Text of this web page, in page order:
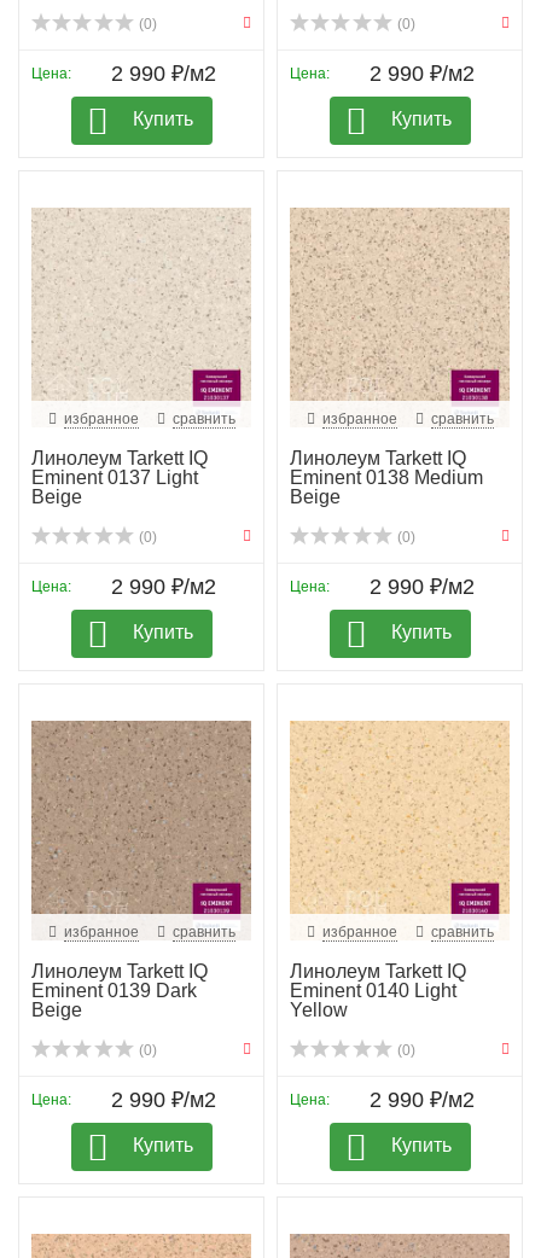
(0)
Цена: 2 990 ₽/м2
Купить
(0)
Цена: 2 990 ₽/м2
Купить
избранное сравнить
Линолеум Tarkett IQ
Eminent 0137 Light
Beige
(0)
Цена: 2 990 ₽/м2
Купить
избранное сравнить
Линолеум Tarkett IQ
Eminent 0138 Medium
Beige
(0)
Цена: 2 990 ₽/м2
Купить
избранное сравнить
Линолеум Tarkett IQ
Eminent 0139 Dark
Beige
(0)
Цена: 2 990 ₽/м2
Купить
избранное сравнить
Линолеум Tarkett IQ
Eminent 0140 Light
Yellow
(0)
Цена: 2 990 ₽/м2
Купить